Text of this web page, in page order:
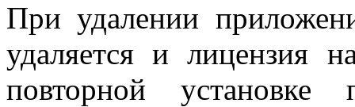
При удалении
удаляется и лицензия
повторной